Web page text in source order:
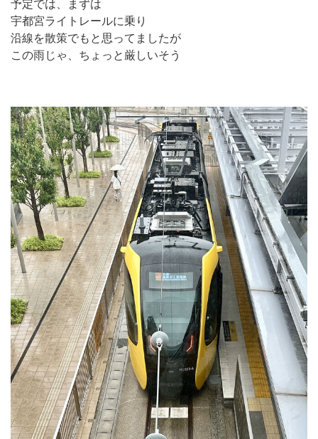
予定では、まずは
宇都宮ライトレールに乗り
沿線を散策でもと思ってましたが
この雨じゃ、ちょっと厳しいそう